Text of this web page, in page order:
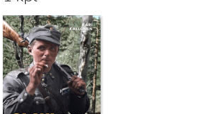
Lue lisää